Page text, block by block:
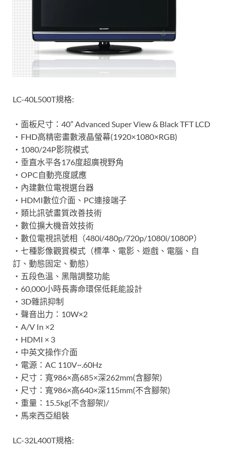
LC-40L500T規格:
‧面板尺寸：40″ Advanced Super View & Black TFT LCD
‧FHD高精密畫數液晶螢幕(1920×1080×RGB)
‧1080/24P影院模式
‧垂直水平各176度超廣視野角
‧OPC自動亮度感應
‧內建數位電視選台器
‧HDMI數位介面、PC連接端子
‧類比訊號畫質改善技術
‧數位擴大機音效技術
‧數位電視訊號相（480i/480p/720p/1080i/1080P）
‧七種影像觀賞模式（標準、電影、遊戲、電腦、自
訂、動態固定、動態）
‧五段色溫、黑階調整功能
‧60,000小時長壽命環保低耗能設計
‧3D雜訊抑制
‧聲音出力：10W×2
‧A/V In ×2
‧HDMI × 3
‧中英文操作介面
‧電源：AC 110V~.60Hz
‧尺寸：寬986×高685×深262mm(含腳架)
‧尺寸：寬986×高640×深115mm(不含腳架)
‧重量：15.5kg(不含腳架)/
‧馬來西亞組裝
LC-32L400T規格: